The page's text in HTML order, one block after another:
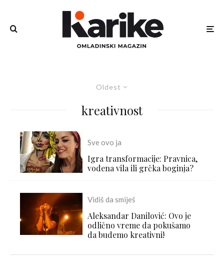
Oldest
kreativnost
Sve ovo ja
Igra transformacije: Pravnica,
vodena vila ili grčka boginja?
Vidiš da smiješ
Aleksandar Danilović: Ovo je
odlično vreme da pokušamo
da budemo kreativni!